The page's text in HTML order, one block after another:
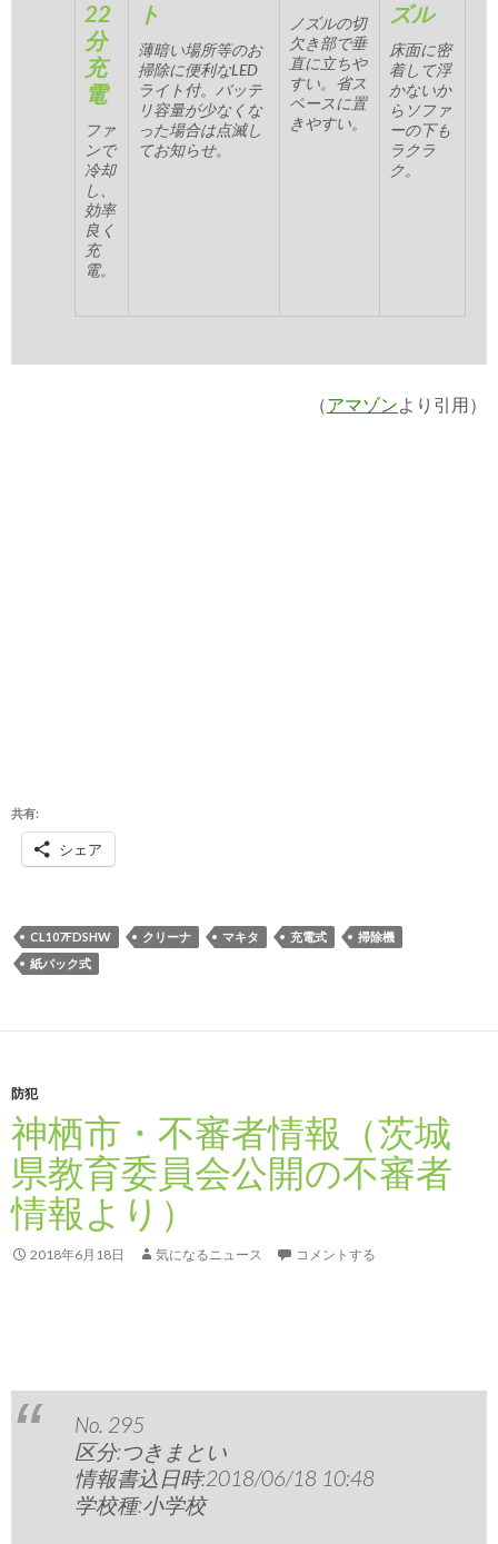
22
分
充
電
ファ
ンで
冷却
し、
効率
良く
充
電。
ト
薄暗い場所等のお
掃除に便利なLED
ライト付。バッテ
リ容量が少なくな
った場合は点滅し
てお知らせ。
ノズルの切
欠き部で垂
直に立ちや
すい。省ス
ペースに置
きやすい。
ズル
床面に密
着して浮
かないか
らソファ
ーの下も
ラクラ
ク。
（アマゾンより引用）
共有:
シェア
CL107FDSHW クリーナ マキタ 充電式
掃除機
紙パック式
防犯
神栖市・不審者情報（茨城
県教育委員会公開の不審者
情報より）
2018年6月18日 気になるニュース コメントする
No. 295
区分:つきまとい
情報書込日時:2018/06/18 10:48
学校種:小学校